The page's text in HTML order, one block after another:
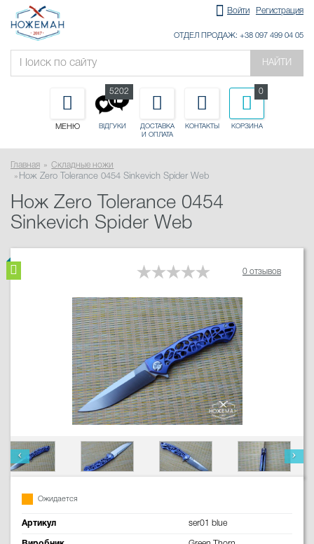
Войти Регистрация
ОТДЕЛ ПРОДАЖ: +38 097 499 04 05
НАЙТИ
МЕНЮ ВІДГУКИ
5202
ДОСТАВКА
И ОПЛАТА
КОНТАКТЫ КОРЗИНА
0
Главная
Складные ножи
Нож Zero Tolerance 0454 Sinkevich Spider Web
Нож Zero Tolerance 0454
Sinkevich Spider Web
0 отзывов
Ожидается
Артикул ser01 blue